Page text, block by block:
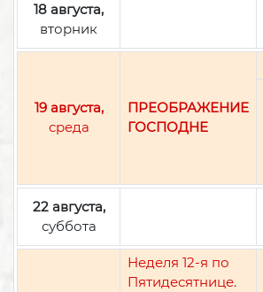
18 августа,
вторник
19 августа,
среда
ПРЕОБРАЖЕНИЕ
ГОСПОДНЕ
22 августа,
суббота
Неделя 12-я по
Пятидесятнице.